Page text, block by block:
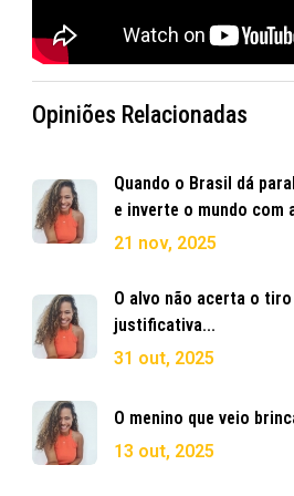
Opiniões Relacionadas
Quando o Brasil dá
e inverte o mundo com
21 nov, 2025
O alvo não acerta o tiro
justificativa...
31 out, 2025
O menino que veio
13 out, 2025